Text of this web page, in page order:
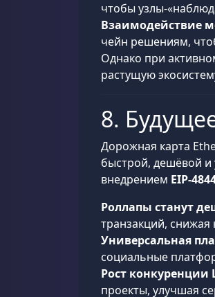
чтобы узлы-
Взаимодействие
чейн решениям,
Однако при
растущую
8.
Дорожная карта
быстрой, дешёвой и
внедрением EIP-
Роллапы станут
транзакций,
Универсальная
социальные
Рост конкуренции
проекты, улучшая